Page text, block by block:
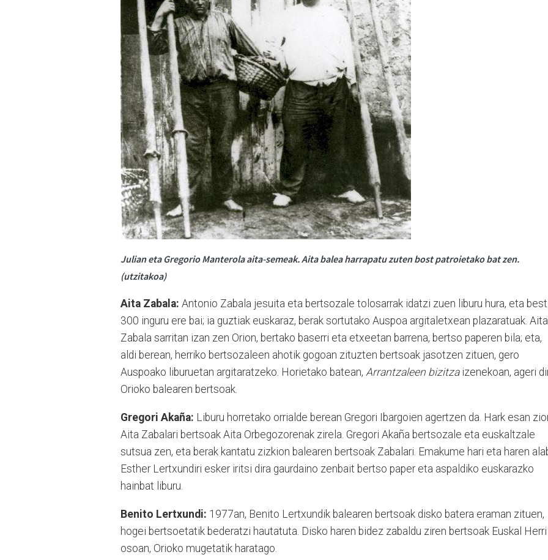
Julian eta Gregorio Manterola aita-semeak. Aita balea harrapatu zuten bost patroietako bat zen.
(utzitakoa)
Aita Zabala: Antonio Zabala jesuita eta bertsozale tolosarrak idatzi zuen liburu hura, eta
300 inguru ere bai; ia guztiak euskaraz, berak sortutako Auspoa argitaletxean plazaratuak. Aita
Zabala sarritan izan zen Orion, bertako baserri eta etxeetan barrena, bertso paperen bila; eta,
aldi berean, herriko bertsozaleen ahotik gogoan zituzten bertsoak jasotzen zituen, gero
Auspoako liburuetan argitaratzeko. Horietako batean, Arrantzaleen bizitzaizenekoan, ageri
Orioko balearen bertsoak.
Gregori Akaña: Liburu horretako orrialde berean Gregori Ibargoien agertzen da. Hark esan
Aita Zabalari bertsoak Aita Orbegozorenak zirela. Gregori Akaña bertsozale eta euskaltzale
sutsua zen, eta berak kantatu zizkion balearen bertsoak Zabalari. Emakume hari eta haren
Esther Lertxundiri esker iritsi dira gaurdaino zenbait bertso paper eta aspaldiko euskarazko
hainbat liburu.
Benito Lertxundi: 1977an, Benito Lertxundik balearen bertsoak disko batera eraman zituen,
hogei bertsoetatik bederatzi hautatuta. Disko haren bidez zabaldu ziren bertsoak Euskal Herri
osoan, Orioko mugetatik haratago.